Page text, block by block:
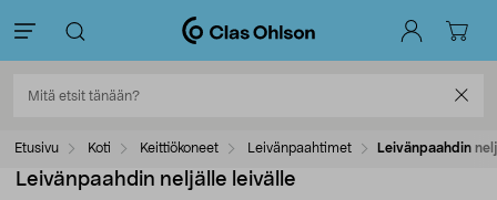
Etusivu Koti Keittiökoneet Leivänpaahtimet Leivänpaahdin
Leivänpaahdin neljälle leivälle